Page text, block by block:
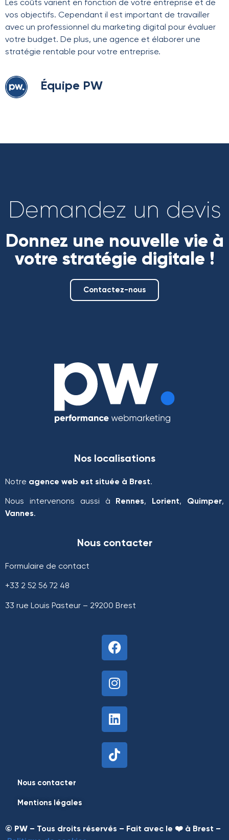
Les coûts varient en fonction de votre entreprise et de
vos objectifs. Cependant il est important de travailler
avec un professionnel du marketing digital pour évaluer
votre budget. De plus, une agence et élaborer une
stratégie rentable pour votre entreprise.
Équipe PW
Demandez un devis
Donnez une nouvelle vie à
votre stratégie digitale !
Contactez-nous
Nos localisations
Notre agence web est située à Brest.
Nous intervenons aussi à Rennes, Lorient, Quimper,
Vannes.
Nous contacter
Formulaire de contact
+33 2 52 56 72 48
33 rue Louis Pasteur – 29200 Brest
Nous contacter
Mentions légales
© PW – Tous droits réservés – Fait avec le ❤️ à Brest –